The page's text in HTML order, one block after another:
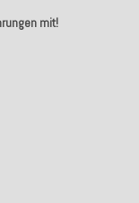
mit!